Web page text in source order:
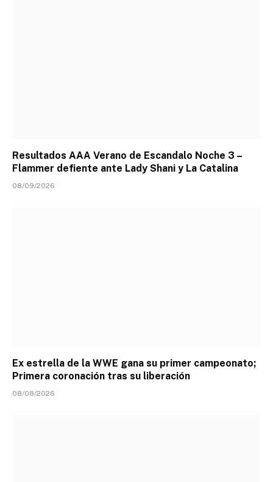
Resultados AAA Verano de Escandalo Noche 3 –
Flammer defiente ante Lady Shani y La Catalina
08/09/2026
Ex estrella de la WWE gana su primer campeonato;
Primera coronación tras su liberación
08/08/2026